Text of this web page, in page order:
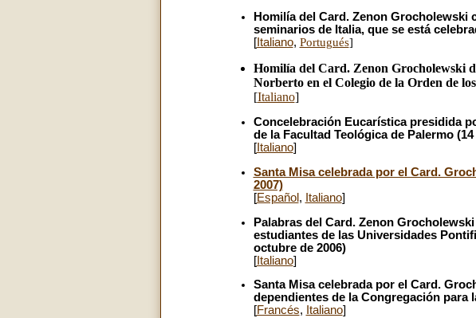
Homilía del Card. Zenon
seminarios de Italia, que se está
[Italiano, Portugués]
Homilía del Card. Zenon Grocholewski
Norberto en el Colegio de la Orden de
[Italiano]
Concelebración Eucarística presidida
de la Facultad Teológica de Palermo
[Italiano]
Santa Misa celebrada por el Card.
2007)
[Español , Italiano]
Palabras del Card. Zenon
estudiantes de las Universidades
octubre de 2006)
[Italiano]
Santa Misa celebrada por el Card.
dependientes de la Congregación para
[Francés, Italiano]